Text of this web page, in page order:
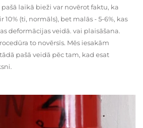
laikā bieži var novērot faktu, ka
(ti, normāls), bet malās - 5-6%, kas
deformācijas veidā. vai plaisāšana.
to novērsīs. Mēs iesakām
pašā veidā pēc tam, kad esat